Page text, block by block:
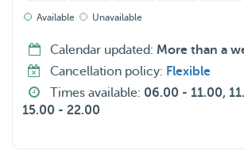
Available Unavailable
Calendar updated: More than a
Cancellation policy: Flexible
Times available: 06.00 - 11.00,
15.00 - 22.00